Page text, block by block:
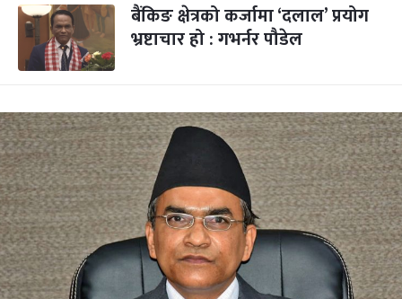
बैंकिङ क्षेत्रको कर्जामा ‘दलाल’ प्रयोग
भ्रष्टाचार हो : गभर्नर पौडेल